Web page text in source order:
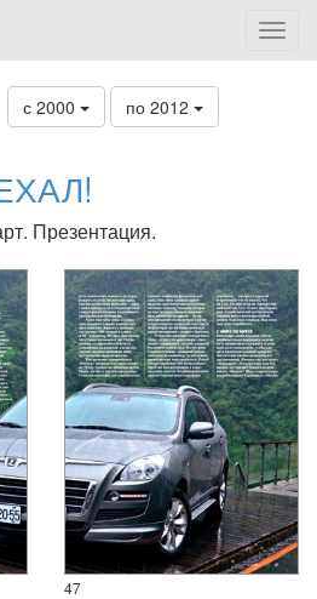
с 2000 по 2012
Презентация.
47